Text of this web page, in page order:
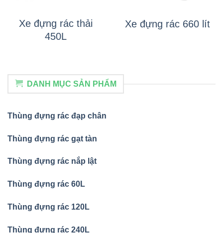
Xe đựng rác thải
450L
Xe đựng rác 660 lít
DANH MỤC SẢN PHẨM
Thùng đựng rác đạp chân
Thùng đựng rác gạt tàn
Thùng đựng rác nắp lật
Thùng đựng rác 60L
Thùng đựng rác 120L
Thùng đựng rác 240L